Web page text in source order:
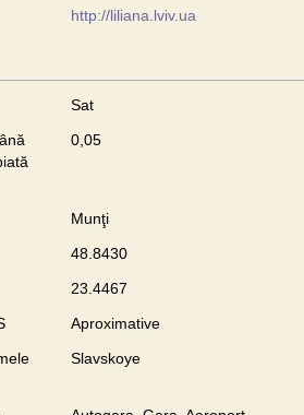
http://liliana.lviv.ua
Sat
0,05
Munţi
48.8430
23.4467
Aproximative
Slavskoye